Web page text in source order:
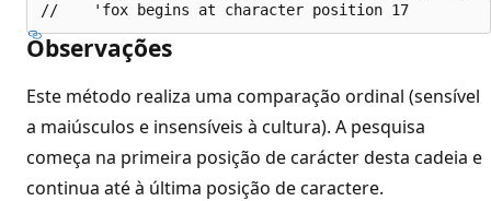
Observações
Este método realiza uma comparação ordinal (sensível
a maiúsculos e insensíveis à cultura). A pesquisa
começa na primeira posição de carácter desta cadeia e
continua até à última posição de caractere.